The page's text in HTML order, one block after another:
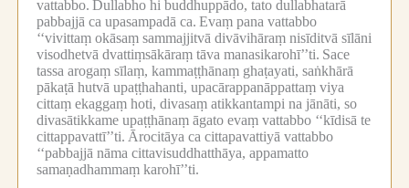
vattabbo. Dullabho hi buddhuppādo, tato dullabhatarā
pabbajjā ca upasampadā ca. Evaṃ pana vattabbo
‘‘vivittaṃ okāsaṃ sammajjitvā divāvihāraṃ nisīditvā sīlāni
visodhetvā dvattiṃsākāraṃ tāva manasikarohī’’ti. Sace
tassa arogaṃ sīlaṃ, kammaṭṭhānaṃ ghaṭayati, saṅkhārā
pākaṭā hutvā upaṭṭhahanti, upacārappanāppattaṃ viya
cittaṃ ekaggaṃ hoti, divasaṃ atikkantampi na jānāti, so
divasātikkame upaṭṭhānaṃ āgato evaṃ vattabbo ‘‘kīdisā te
cittappavattī’’ti. Ārocitāya ca cittapavattiyā vattabbo
‘‘pabbajjā nāma cittavisuddhatthāya, appamatto
samaṇadhammaṃ karohī’’ti.